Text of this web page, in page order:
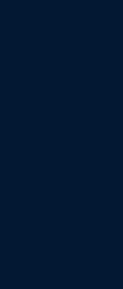
biztosított a